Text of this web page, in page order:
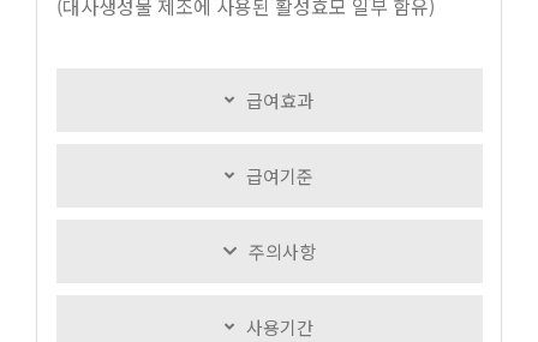
(대사생성물 제조에 사용된 활성효모 일부 함유)
급여효과
급여기준
주의사항
사용기간